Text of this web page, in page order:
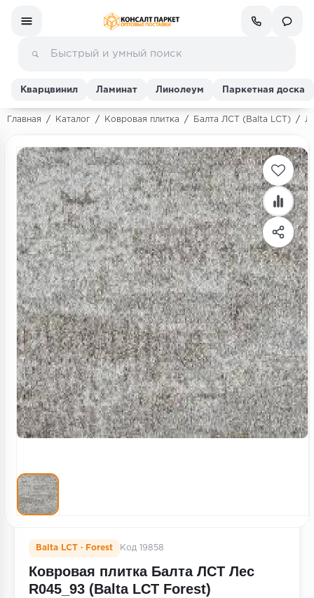
Ламинат
Линолеум
Кварц-винил (ПВХ плитка)
Инженерная доска
Паркетная доска
Террасная доска
Пробковое покрытие
Ковровая плитка
Плинтус
Строительные материалы
Кварцвинил Ламинат Линолеум Паркетная доска
Главная / Каталог / Ковровая плитка / Балта ЛСТ (Balta LCT) /
Balta LCT · Forest Код 19858
Ковровая плитка Балта ЛСТ Лес
R045_93 (Balta LCT Forest)